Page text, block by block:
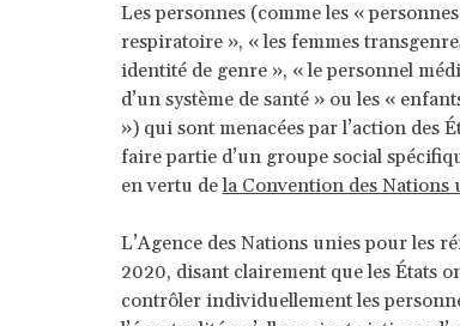
Les personnes (comme les «
respiratoire », « les femmes
identité de genre », « le personnel
d’un système de santé » ou les «
») qui sont menacées par l’action des
faire partie d’un groupe social
en vertu dela Convention des Nations
L’Agence des Nations unies pour les
2020, disant clairement que les États
contrôler individuellement les